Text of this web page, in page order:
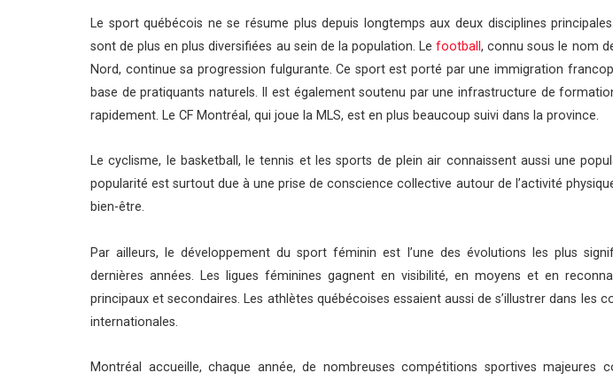
Le sport québécois ne se résume plus depuis longtemps aux deux disciplines
sont de plus en plus diversifiées au sein de la population. Le football, connu sous le nom
Nord, continue sa progression fulgurante. Ce sport est porté par une immigration
base de pratiquants naturels. Il est également soutenu par une infrastructure de
rapidement. Le CF Montréal, qui joue la MLS, est en plus beaucoup suivi dans la province.
Le cyclisme, le basketball, le tennis et les sports de plein air connaissent aussi une
popularité est surtout due à une prise de conscience collective autour de l’activité
bien-être.
Par ailleurs, le développement du sport féminin est l’une des évolutions les plus
dernières années. Les ligues féminines gagnent en visibilité, en moyens et en
principaux et secondaires. Les athlètes québécoises essaient aussi de s’illustrer dans les
internationales.
Montréal accueille, chaque année, de nombreuses compétitions sportives majeures